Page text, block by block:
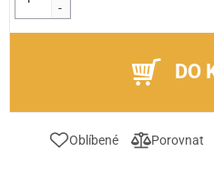
-
DO
Oblíbené Porovnat